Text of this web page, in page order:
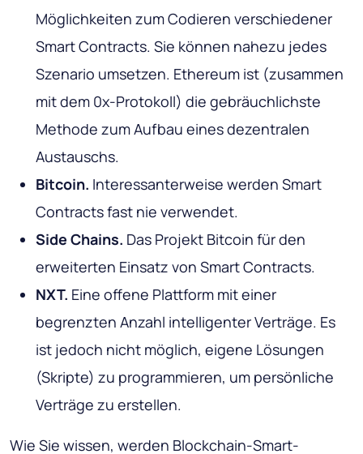
Möglichkeiten zum Codieren verschiedener
Smart Contracts. Sie können nahezu jedes
Szenario umsetzen. Ethereum ist (zusammen
mit dem 0x-Protokoll) die gebräuchlichste
Methode zum Aufbau eines dezentralen
Austauschs.
Bitcoin. Interessanterweise werden Smart
Contracts fast nie verwendet.
Side Chains. Das Projekt Bitcoin für den
erweiterten Einsatz von Smart Contracts.
NXT. Eine offene Plattform mit einer
begrenzten Anzahl intelligenter Verträge. Es
ist jedoch nicht möglich, eigene Lösungen
(Skripte) zu programmieren, um persönliche
Verträge zu erstellen.
Wie Sie wissen, werden Blockchain-Smart-